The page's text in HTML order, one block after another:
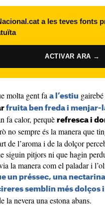
a les teves fonts
ACTIVAR ARA →
molta gent fa a l’estiu
fruita ben freda i menjar-
fa calor, perquè refresca i
no sempre és la manera que
de l’aroma i de la dolçor
siguin pitjors ni que hagin
la manera com el paladar i
un préssec, una
semblin més dolços
la nevera una estona abans.